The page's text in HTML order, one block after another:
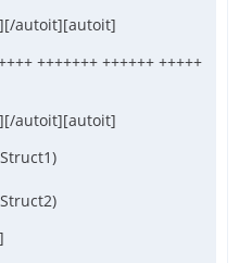
autoit][autoit]
+++++++ ++++++ +++++
autoit][autoit]